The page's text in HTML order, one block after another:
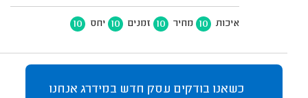
איכות 10 מחיר 10 זמנים 10 יחס 10
כשאנו בודקים עסק חדש במידרג אנחנו